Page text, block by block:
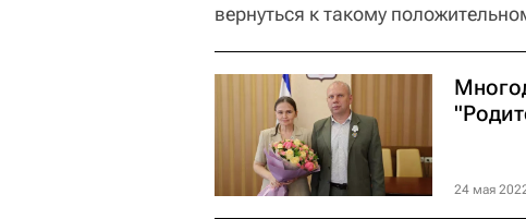
вернуться к такому
24 мая